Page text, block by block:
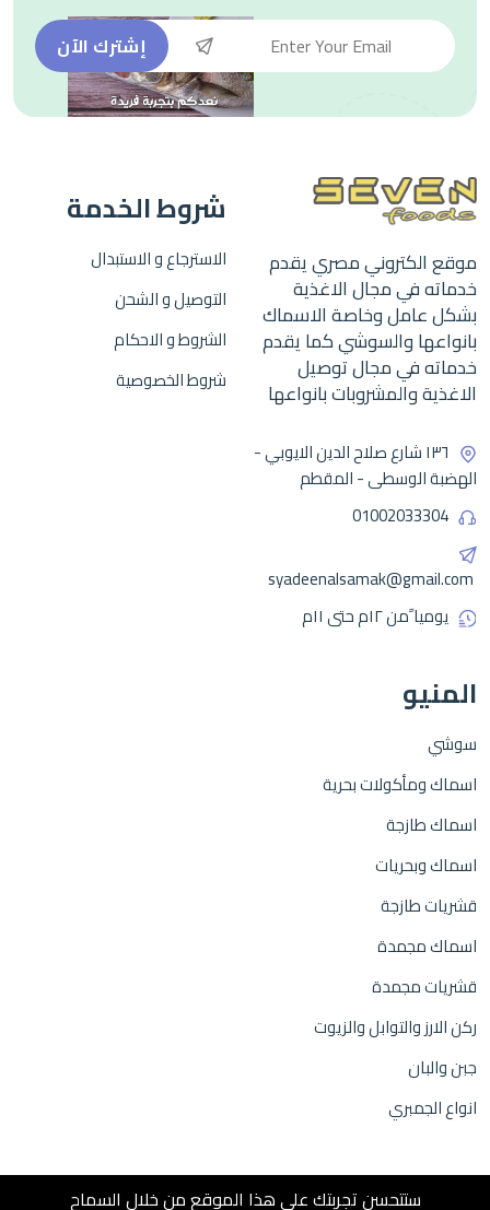
إشترك الآن
موقع الكتروني مصري يقدم
خدماته في مجال الاغذية
بشكل عامل وخاصة الاسماك
بانواعها والسوشي كما يقدم
خدماته في مجال توصيل
الاغذية والمشروبات بانواعها
١٣٦ شارع صلاح الدين الايوبي -
الهضبة الوسطى - المقطم
01002033304
syadeenalsamak@gmail.com
يوميا ًمن ١٢م حتى ١١م
شروط الخدمة
الاسترجاع و الاستبدال
التوصيل و الشحن
الشروط و الاحكام
شروط الخصوصية
المنيو
سوشي
اسماك ومأكولات بحرية
اسماك طازجة
اسماك وبحريات
قشريات طازجة
اسماك مجمدة
قشريات مجمدة
ركن الارز والتوابل والزيوت
جبن والبان
انواع الجمبري
ستتحسن تجربتك على هذا الموقع من خلال السماح